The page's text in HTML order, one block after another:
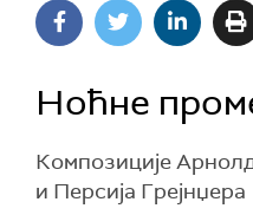
Ноћне
Композиције
и Персија Грејнџера